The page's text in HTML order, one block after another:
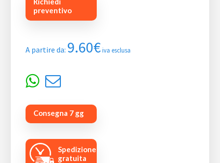
preventivo
A partire da: 9.60€ iva esclusa
Consegna 7 gg
Spedizione
gratuita